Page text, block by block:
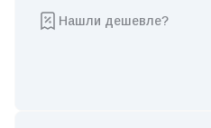
Нашли дешевле?